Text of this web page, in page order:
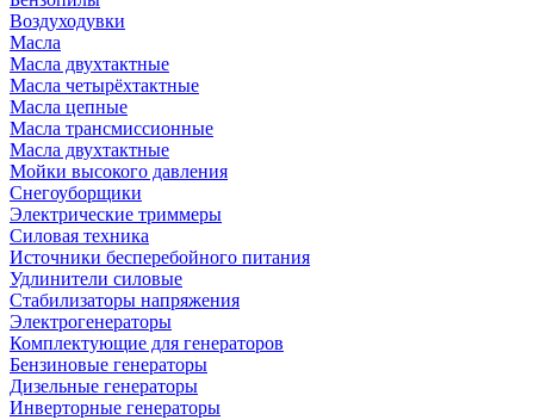
Воздуходувки
Масла
Масла двухтактные
Масла четырёхтактные
Масла цепные
Масла трансмиссионные
Масла двухтактные
Мойки высокого давления
Снегоуборщики
Электрические триммеры
Силовая техника
Источники бесперебойного питания
Удлинители силовые
Стабилизаторы напряжения
Электрогенераторы
Комплектующие для генераторов
Бензиновые генераторы
Дизельные генераторы
Инверторные генераторы